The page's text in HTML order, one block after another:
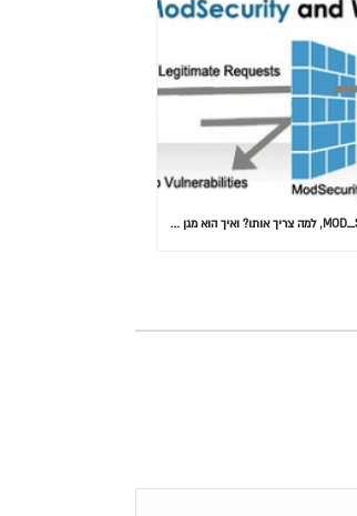
מהו MOD_SECURITY, למה צריך אותו? ואיך הוא מגן על אתרכם….